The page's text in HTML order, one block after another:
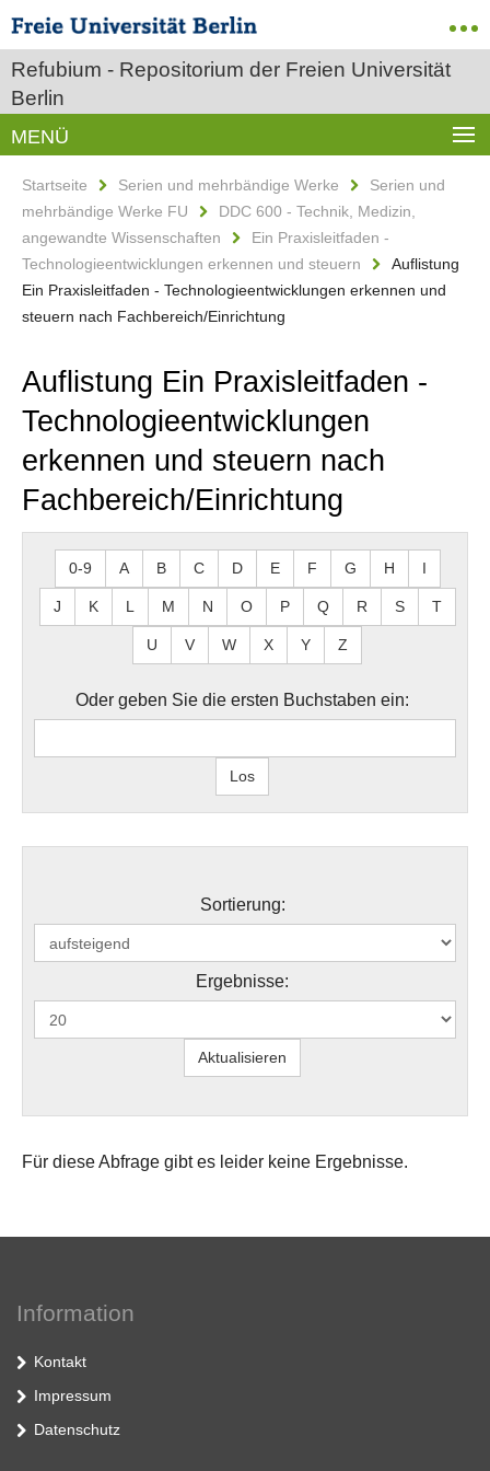
Refubium - Repositorium der Freien Universität
Berlin
MENÜ
Startseite Serien und mehrbändige Werke
Serien und
mehrbändige Werke FU
DDC 600 - Technik, Medizin,
angewandte Wissenschaften
Ein Praxisleitfaden -
Technologieentwicklungen erkennen und steuern
Auflistung
Ein Praxisleitfaden - Technologieentwicklungen erkennen und
steuern nach Fachbereich/Einrichtung
Auflistung Ein Praxisleitfaden -
Technologieentwicklungen
erkennen und steuern nach
Fachbereich/Einrichtung
0-9 A B C D E F G H I
J K L M N O P Q R S T
U V W X Y Z
Oder geben Sie die ersten Buchstaben ein:
Sortierung:
Ergebnisse:
Für diese Abfrage gibt es leider keine Ergebnisse.
Information
Kontakt
Impressum
Datenschutz